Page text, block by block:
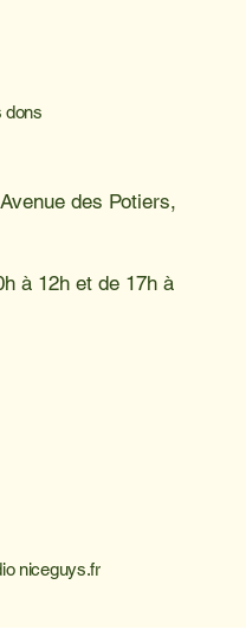
dons
des Potiers,
à 12h et de 17h à
niceguys.fr